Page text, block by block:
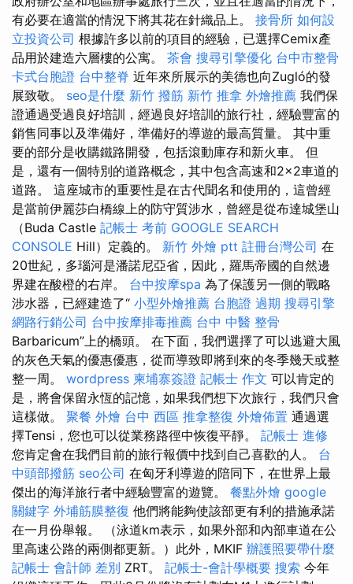
有必要在適當的情況下將其花在針織品上。 接骨所 如何設
立投資公司 根據許多以前的項目的經驗，已選擇Cemix產
品用於建造六層樓的公寓。 茶會 搜尋引擎優化 台中市整骨
卡式台胞證 台中整脊 近年來所展示的美德也向Zugló的發
展致敬。 seo是什麼 新竹 撥筋 新竹 推拿 外燴推薦 我們保
證通過受過良好培訓，經過良好培訓的旅行社，經驗豐富的
銷售同事以及準備好，準備好的導遊的最高質量。 其中重
要的部分是收購鐵路開發，包括滾動庫存和新火車。 但
是，還有一個特別的道路概念，其中包含高速和2×2車道的
道路。 這座城市的重要性是在古代聞名和使用的，這曾經
是當前伊麗莎白橋線上的防守質涉水，曾經是從布達城堡山
（Buda Castle 記帳士 考前 GOOGLE SEARCH
CONSOLE Hill）定義的。 新竹 外燴 ptt 註冊台灣公司 在
20世紀，多瑙河是潘諾尼亞省，因此，羅馬帝國的自然邊
界建在酸橙的右岸。 台中按摩spa 為了保護另一側的戰略
涉水器，已經建造了“ 小型外燴推薦 台胞證 過期 搜尋引擎
網路行銷公司 台中按摩排毒推薦 台中 中醫 整骨
Barbaricum”上的橋頭。 在下面，我們選擇了可以逃避大風
的灰色天氣的優惠優惠，從而導致即將到來的冬季幾天或整
整一周。 wordpress 柬埔寨簽證 記帳士 作文 可以肯定的
是，將會保留永恆的記憶，如果我們想下次旅行，我們只會
這樣做。 聚餐 外燴 台中 西區 推拿整復 外燴佈置 通過選
擇Tensi，您也可以從業務路徑中恢復平靜。 記帳士 進修
您肯定會在我們目前的旅行報價中找到自己喜歡的人。 台
中頭部撥筋 seo公司 在匈牙利導遊的陪同下，在世界上最
傑出的海洋旅行者中經驗豐富的遊覽。 餐點外燴 google
關鍵字 外埔筋膜整復 他們將能夠使該部更有利的措施承諾
在一月份舉報。 （泳道km表示，如果外部和內部車道在公
里高速公路的兩側都更新。）此外，MKIF 辦護照要帶什麼
記帳士 會計師 差別 ZRT。 記帳士-會計學概要 搜索 今年